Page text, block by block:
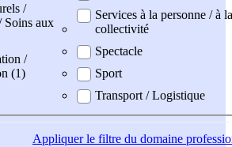
/
Soins aux
/
(1)
Services à la personne / à la
collectivité
Spectacle
Sport
Transport / Logistique
Appliquerle filtre du domaine